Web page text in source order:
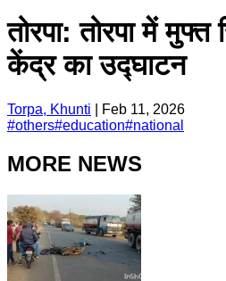
तोरपा: तोरपा में मुफ्त
केंद्र का उद्घाटन
Torpa, Khunti
Feb 11, 2026
#others#education#national
MORE NEWS